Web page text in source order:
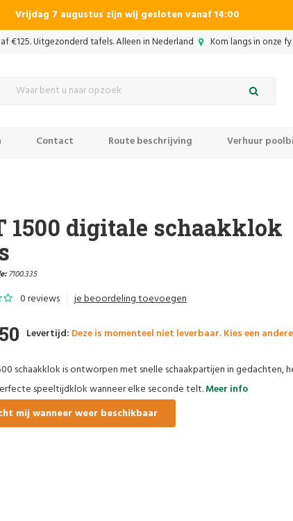
Vrijdag 7 augustus zijn wij gesloten vanaf 14:00
€125. Uitgezonderd tafels. Alleen in Nederland Kom langs in onze
Contact Route beschrijving Verhuur
1500 digitale schaakklok
7100.335
0 reviews je beoordeling toevoegen
Levertijd: Deze is momenteel niet leverbaar. Kies een
schaakklok is ontworpen met snelle schaakpartijen in gedachten,
speeltijdklok wanneer elke seconde telt.Meer info
mij wanneer weer beschikbaar